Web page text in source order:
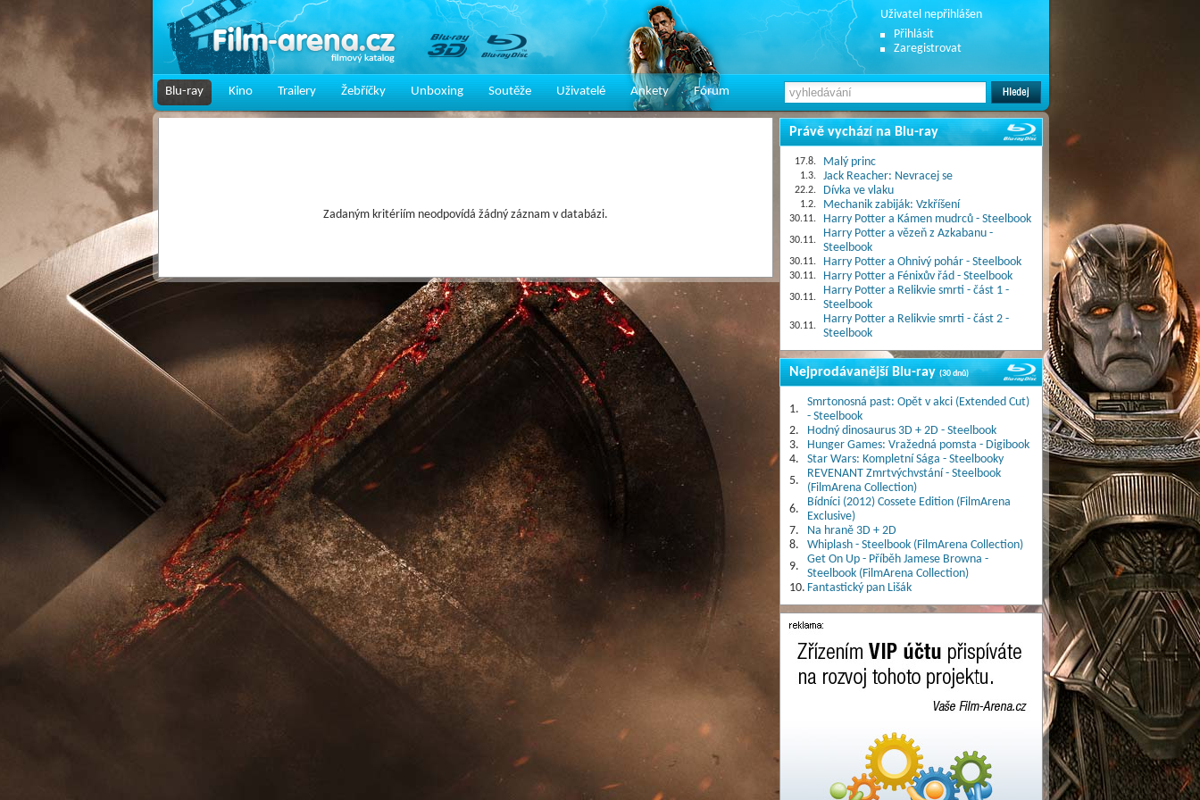
Uživatel nepřihlášen
Přihlásit
Zaregistrovat
Blu-ray Kino Trailery Žebříčky Unboxing Soutěže Uživatelé Ankety Fórum
Zadaným kritériím neodpovídá žádný záznam v databázi.
Právě vychází na Blu-ray
17.8. Malý princ
1.3. Jack Reacher: Nevracej se
22.2. Dívka ve vlaku
1.2. Mechanik zabiják: Vzkříšení
30.11. Harry Potter a Kámen mudrců - Steelbook
30.11.
Harry Potter a vězeň z Azkabanu -
Steelbook
30.11. Harry Potter a Ohnivý pohár - Steelbook
30.11. Harry Potter a Fénixův řád - Steelbook
30.11.
Harry Potter a Relikvie smrti - část 1 -
Steelbook
30.11.
Harry Potter a Relikvie smrti - část 2 -
Steelbook
Nejprodávanější Blu-ray(30 dnů)
1.
Smrtonosná past: Opět v akci (Extended Cut)
- Steelbook
2.
Hodný dinosaurus 3D + 2D - Steelbook
3.
Hunger Games: Vražedná pomsta - Digibook
4.
Star Wars: Kompletní Sága - Steelbooky
5.
REVENANT Zmrtvýchvstání - Steelbook
(FilmArena Collection)
6.
Bídníci (2012) Cossete Edition (FilmArena
Exclusive)
7.
Na hraně 3D + 2D
8.
Whiplash - Steelbook (FilmArena Collection)
9.
Get On Up - Příběh Jamese Browna -
Steelbook (FilmArena Collection)
10. Fantastický pan Lišák